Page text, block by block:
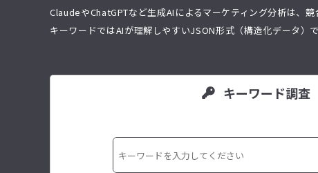
ClaudeやChatGPTなど生成AIによるマーケティング分析は、
キーワードではAIが理解しやすいJSON形式（構造化データ）
キーワード調査